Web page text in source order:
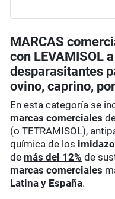
MARCAS
con LEVAMISOL
desparasitantes
ovino, caprino,
En esta categoría se
marcas comerciales
(o TETRAMISOL),
química de los
de más del 12% de
marcas comerciales
Latina y España.